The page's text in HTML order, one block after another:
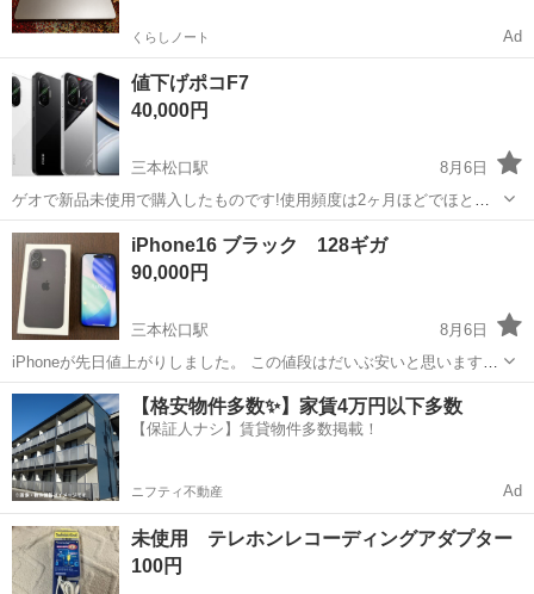
くらしノート Ad
値下げポコF7
40,000円
三本松口駅
8月6日
ゲオで新品未使用で購入したものです!使用頻度は2ヶ月ほどでほとん
ど新品に近いと思います 色は人気の黒色です!512GBの容量もありま
す。 箱もありますので必要でしたらお付け致します あくまで中古品扱
いになりますので神経質な...
鳥取 米子市 三本松口駅 その他 ポコ
iPhone16 ブラック 128ギガ
90,000円
三本松口駅
8月6日
iPhoneが先日値上がりしました。 この値段はだいぶ安いと思います。
Apple iPhone16 Black 128GB SIMフリーです。 機種変更のため出品致
しました。 使用期間は約16か月です。 最初から保護フ...
鳥取 米子市 三本松口駅 その他 Apple
【格安物件多数✨】家賃4万円以下多数
【保証人ナシ】賃貸物件多数掲載！
ニフティ不動産 Ad
未使用 テレホンレコーディングアダプター
100円